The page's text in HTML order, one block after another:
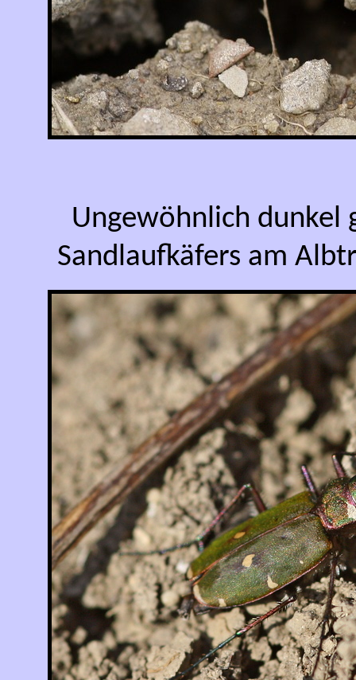
Ungewöhnlich dunkel
Sandlaufkäfers am